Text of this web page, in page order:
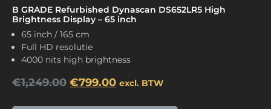
B GRADE Refurbished Dynascan DS652LR5 High
Brightness Display – 65 inch
65 inch / 165 cm
Full HD resolutie
4000 nits high brightness
€1,249.00 €799.00 excl. BTW